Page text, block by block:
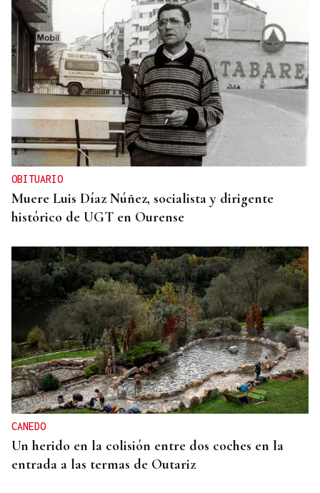
OBITUARIO
Muere Luis Díaz Núñez, socialista y dirigente
histórico de UGT en Ourense
CANEDO
Un herido en la colisión entre dos coches en la
entrada a las termas de Outariz